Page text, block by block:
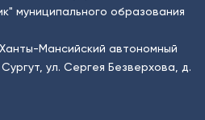
муниципального образования
Мансийский автономный
ул. Сергея Безверхова, д.